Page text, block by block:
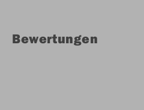
Bewertungen